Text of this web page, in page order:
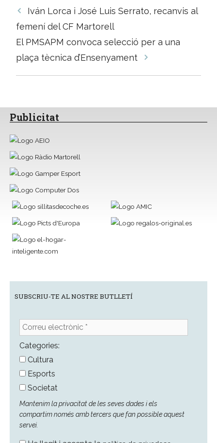
Navegació
per
Iván Lorca i José Luis Serrato, recanvis al
femení del CF Martorell
El PMSAPM convoca selecció per a una
plaça tècnica d’Ensenyament
Publicitat
SUBSCRIU-TE AL NOSTRE BUTLLETÍ
Correu
electrònic
*Categories:
Cultura
Esports
Societat
Mantenim la privacitat de les seves dades i els
compartim només amb tercers que fan possible aquest
servei.